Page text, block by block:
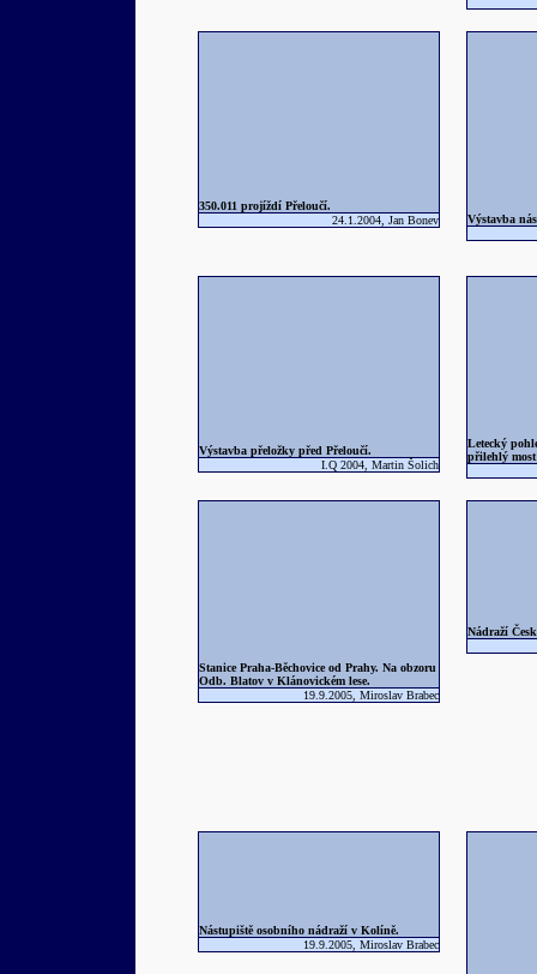
350.011 projíždí Přeloučí.
24.1.2004, Jan Bonev
Výstavba
Výstavba přeložky před Přeloučí.
I.Q 2004, Martin Šolich
Letecký
přilehlý
Stanice Praha-Běchovice od Prahy. Na obzoru
Odb. Blatov v Klánovickém lese.
19.9.2005, Miroslav Brabec
Nádraží
Nástupiště osobního nádraží v Kolíně.
19.9.2005, Miroslav Brabec